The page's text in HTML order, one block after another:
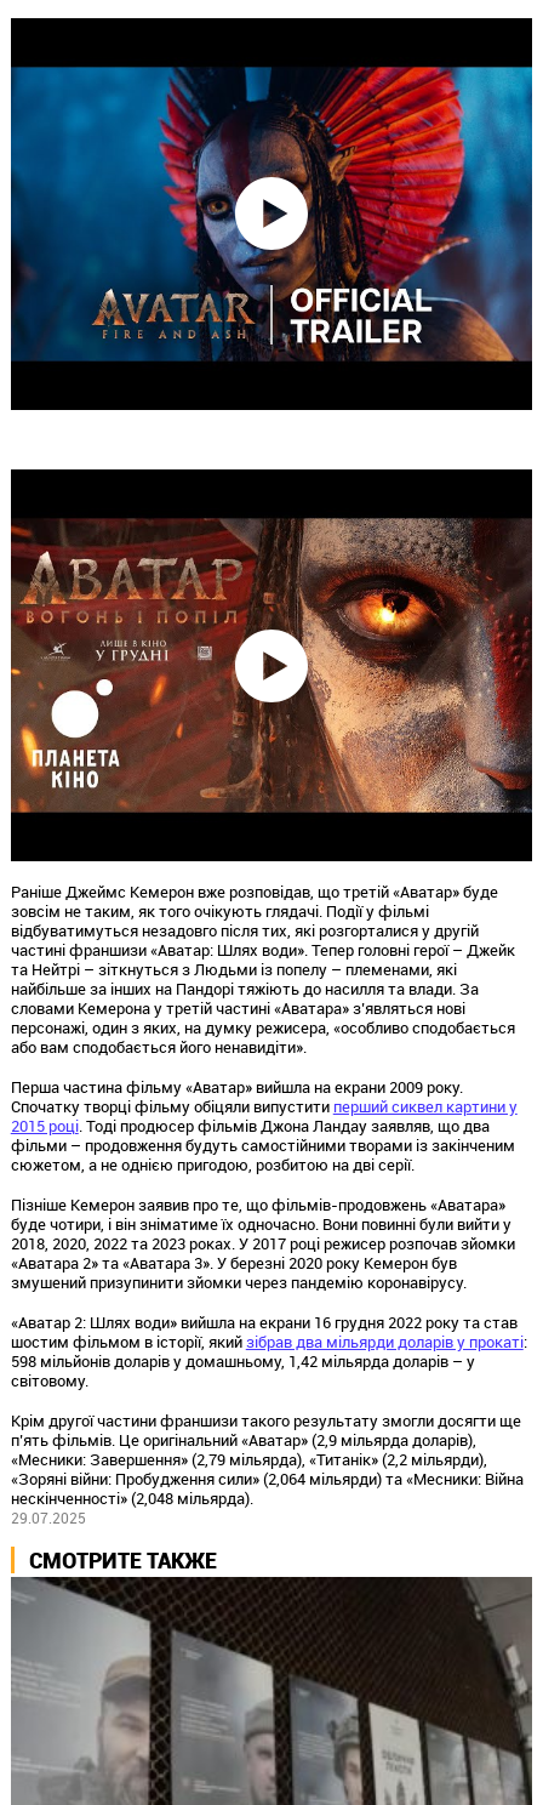
Раніше Джеймс Кемерон вже розповідав, що третій «Аватар» буде
зовсім не таким, як того очікують глядачі. Події у фільмі
відбуватимуться незадовго після тих, які розгорталися у другій
частині франшизи «Аватар: Шлях води». Тепер головні герої – Джейк
та Нейтрі – зіткнуться з Людьми із попелу – племенами, які
найбільше за інших на Пандорі тяжіють до насилля та влади. За
словами Кемерона у третій частині «Аватара» з’являться нові
персонажі, один з яких, на думку режисера, «особливо сподобається
або вам сподобається його ненавидіти».
Перша частина фільму «Аватар» вийшла на екрани 2009 року.
Спочатку творці фільму обіцяли випустити перший сиквел картини у
2015 році. Тоді продюсер фільмів Джона Ландау заявляв, що два
фільми – продовження будуть самостійними творами із закінченим
сюжетом, а не однією пригодою, розбитою на дві серії.
Пізніше Кемерон заявив про те, що фільмів-продовжень «Аватара»
буде чотири, і він зніматиме їх одночасно. Вони повинні були вийти у
2018, 2020, 2022 та 2023 роках.У 2017 році режисер розпочав зйомки
«Аватара 2» та «Аватара 3». У березні 2020 року Кемерон був
змушений призупинити зйомки через пандемію коронавірусу.
«Аватар 2: Шлях води» вийшла на екрани 16 грудня 2022 року та став
шостим фільмом в історії, якийзібрав два мільярди доларів у прокаті:
598 мільйонів доларів у домашньому, 1,42 мільярда доларів – у
світовому.
Крім другої частини франшизи такого результату змогли досягти ще
п’ять фільмів. Це оригінальний «Аватар» (2,9 мільярда доларів),
«Месники: Завершення» (2,79 мільярда), «Титанік» (2,2 мільярди),
«Зоряні війни: Пробудження сили» (2,064 мільярди) та «Месники: Війна
нескінченності» (2,048 мільярда).
29.07.2025
СМОТРИТЕ ТАКЖЕ